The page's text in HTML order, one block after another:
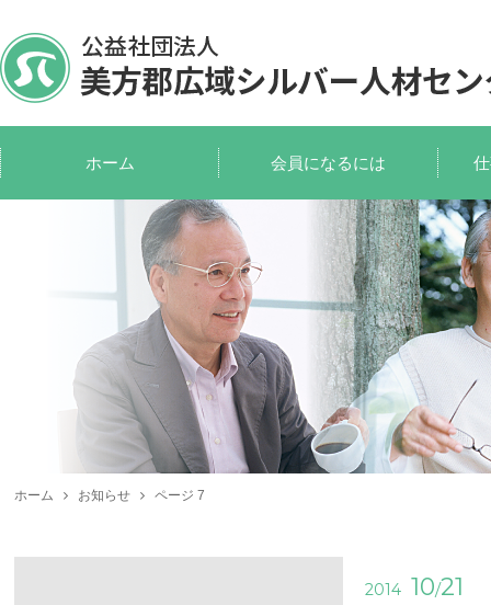
ホーム 会員になるには
ホーム お知らせ ページ 7
2014 10/21